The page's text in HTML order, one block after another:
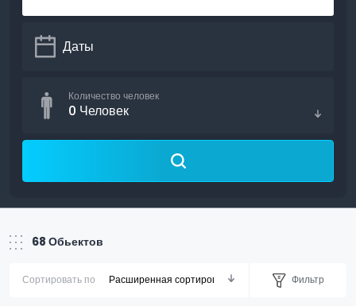
Даты
Количество человек
0 Человек
68 Обьектов
Сортировать по Фильтр